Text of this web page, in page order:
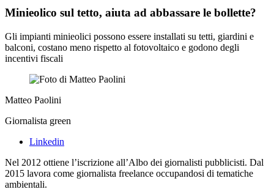
Minieolico sul tetto, aiuta ad abbassare le bollette?
Gli impianti minieolici possono essere installati su tetti, giardini e
balconi, costano meno rispetto al fotovoltaico e godono degli
incentivi fiscali
Matteo Paolini
Giornalista green
Linkedin
Nel 2012 ottiene l’iscrizione all’Albo dei giornalisti pubblicisti. Dal
2015 lavora come giornalista freelance occupandosi di tematiche
ambientali.